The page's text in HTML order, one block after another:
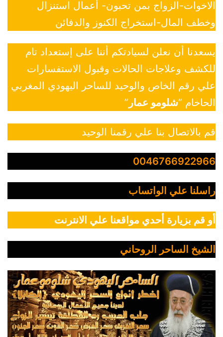
الاخوات-الزواج بمن تحبون- أعمال استنزال
وخطف المال-استخراج الكنوز والدفائن
يسعدنا أن نعلن لسيادتكم أننا على إستعداد تام
للكشف وعلاجات الحالات وقبول الاستفسارات
علي رقم الخاص والوحيد للساحر اليهودي المغربي
الحاخام “شلومو عمار ”
قم بالاتصال بنا علي رقمنا الوحيد
0046766922966
راسلنا علي الواتساب
أو قم بزيارة أحدي مواقعنا علي الانترنت
الشيخ الساحر الروحاني